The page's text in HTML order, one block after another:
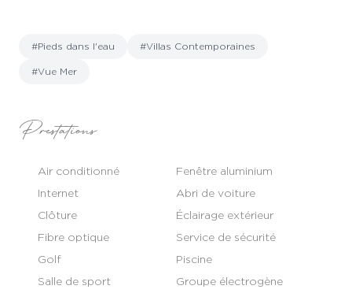
#Pieds dans l'eau #Villas Contemporaines
#Vue Mer
Prestations
Air conditionné
Fenêtre aluminium
Internet
Abri de voiture
Clôture
Éclairage extérieur
Fibre optique
Service de sécurité
Golf
Piscine
Salle de sport
Groupe électrogène